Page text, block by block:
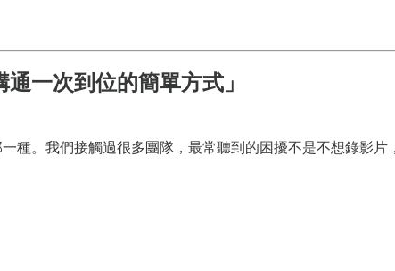
一次到位的簡單方式」
種。我們接觸過很多團隊，最常聽到的困擾不是不想錄影